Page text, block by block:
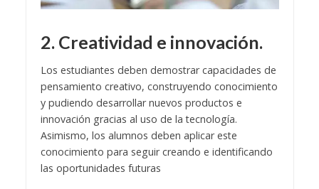
2. Creatividad e innovación.
Los estudiantes deben demostrar capacidades de
pensamiento creativo, construyendo conocimiento
y pudiendo desarrollar nuevos productos e
innovación gracias al uso de la tecnología.
Asimismo, los alumnos deben aplicar este
conocimiento para seguir creando e identificando
las oportunidades futuras